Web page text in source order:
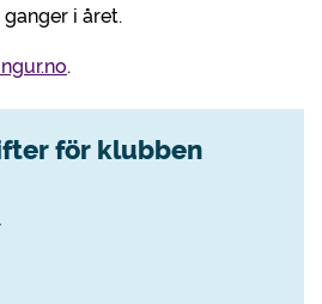
i året.
.
för klubben